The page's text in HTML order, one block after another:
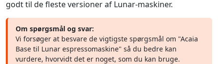
godt til de fleste versioner af Lunar-maskiner.
Om spørgsmål og svar:
Vi forsøger at besvare de vigtigste spørgsmål om "Acaia
Base til Lunar espressomaskine" så du bedre kan
vurdere, hvorvidt det er noget, som du kan bruge.